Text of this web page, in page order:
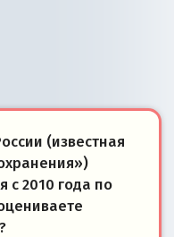
(известная
с 2010 года по